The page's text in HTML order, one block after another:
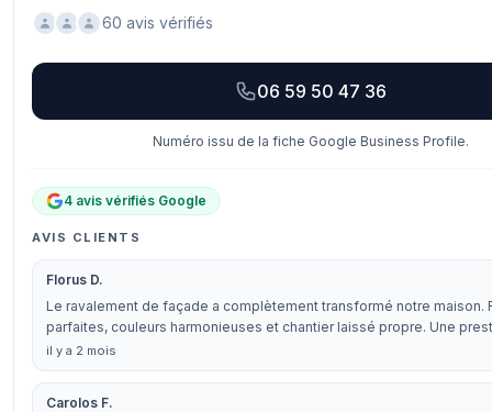
60 avis vérifiés
06 59 50 47 36
Numéro issu de la fiche Google Business Profile.
4 avis vérifiés Google
AVIS CLIENTS
Florus D.
Le ravalement de façade a complètement transformé notre maison.
parfaites, couleurs harmonieuses et chantier laissé propre. Une
il y a 2 mois
Carolos F.